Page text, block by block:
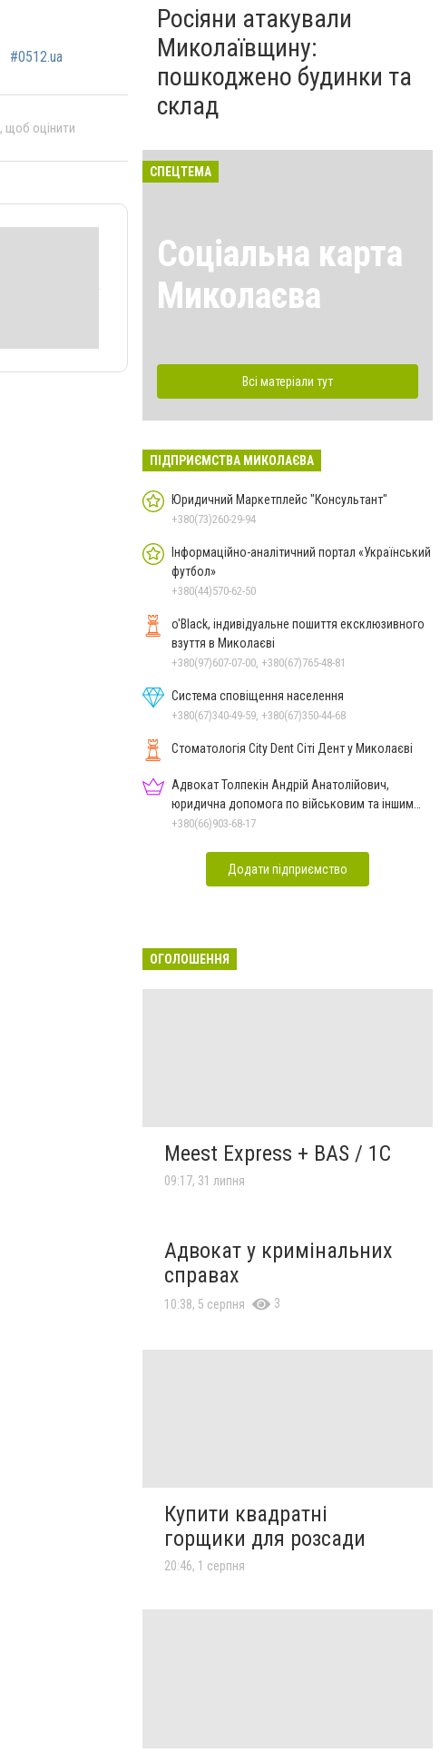
#0512.ua
, щоб оцінити
Росіяни атакували
Миколаївщину:
пошкоджено будинки та
склад
СПЕЦТЕМА
Соціальна карта
Миколаєва
Всі матеріали тут
ПІДПРИЄМСТВА МИКОЛАЄВА
Юридичний Маркетплейс "Консультант"
+380(73)260-29-94
Інформаційно-аналітичний портал «Український
футбол»
+380(44)570-62-50
o'Black, індивідуальне пошиття ексклюзивного
взуття в Миколаєві
+380(97)607-07-00, +380(67)765-48-81
Система сповіщення населення
+380(67)340-49-59, +380(67)350-44-68
Стоматологія City Dent Сіті Дент у Миколаєві
Адвокат Толпекін Андрій Анатолійович,
юридична допомога по військовим та іншим
справам
+380(66)903-68-17
Додати підприємство
ОГОЛОШЕННЯ
Meest Express + BAS / 1C
09:17, 31 липня
Адвокат у кримінальних
справах
10:38, 5 серпня 3
Купити квадратні
горщики для розсади
20:46, 1 серпня